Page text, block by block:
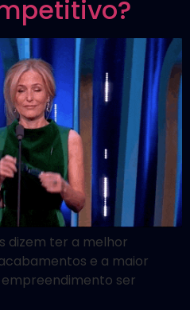
dizem ter a melhor
e a maior
ser